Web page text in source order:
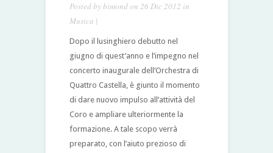
Posted bybimondon 26 Dic 2012 in
Musica |
Dopo il lusinghiero debutto nel
giugno di quest’anno e l’impegno nel
concerto inaugurale dell’Orchestra di
Quattro Castella, è giunto il momento
di dare nuovo impulso all’attività del
Coro e ampliare ulteriormente la
formazione. A tale scopo verrà
preparato, con l’aiuto prezioso di